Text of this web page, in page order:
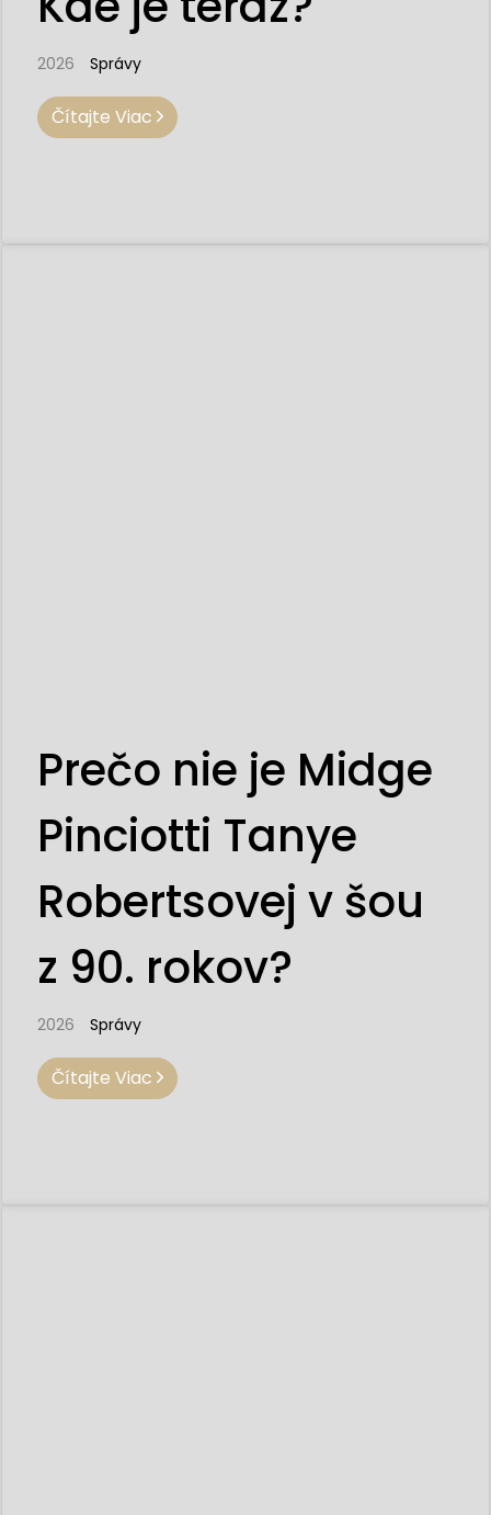
2026 Správy
Čítajte Viac
Prečo nie je Midge
Pinciotti Tanye
Robertsovej v šou
z 90. rokov?
2026 Správy
Čítajte Viac